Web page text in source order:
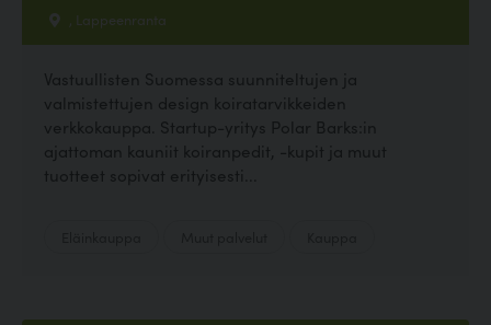
, Lappeenranta
Vastuullisten Suomessa suunniteltujen ja
valmistettujen design koiratarvikkeiden
verkkokauppa. Startup-yritys Polar Barks:in
ajattoman kauniit koiranpedit, -kupit ja muut
tuotteet sopivat erityisesti...